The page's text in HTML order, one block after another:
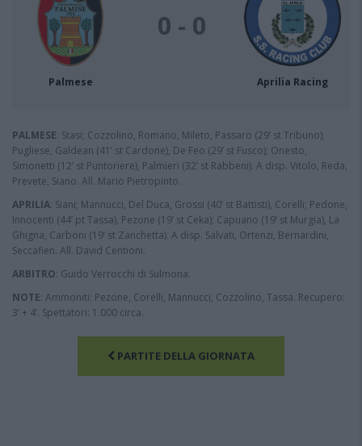
Palmese
0 - 0
Aprilia Racing
PALMESE: Stasi; Cozzolino, Romano, Mileto, Passaro (29’ st Tribuno);
Pugliese, Galdean (41’ st Cardone), De Feo (29’ st Fusco); Onesto,
Simonetti (12’ st Puntoriere), Palmieri (32’ st Rabbeni). A disp. Vitolo, Reda,
Prevete, Siano. All. Mario Pietropinto.
APRILIA: Siani; Mannucci, Del Duca, Grossi (40’ st Battisti), Corelli; Pedone,
Innocenti (44’ pt Tassa), Pezone (19’ st Ceka); Capuano (19’ st Murgia), La
Ghigna, Carboni (19’ st Zanchetta). A disp. Salvati, Ortenzi, Bernardini,
Seccafien. All. David Centioni.
ARBITRO: Guido Verrocchi di Sulmona.
NOTE: Ammoniti: Pezone, Corelli, Mannucci, Cozzolino, Tassa. Recupero:
3’ + 4’. Spettatori: 1.000 circa.
PARTITE DELLA GIORNATA